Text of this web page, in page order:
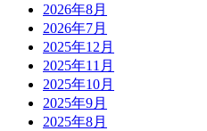
2026年8月
2026年7月
2025年12月
2025年11月
2025年10月
2025年9月
2025年8月